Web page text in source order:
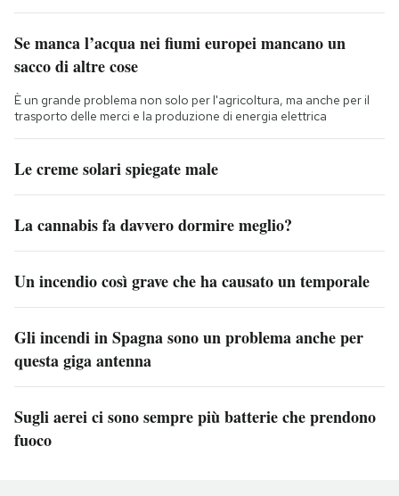
Se manca l’acqua nei fiumi europei mancano un
sacco di altre cose
È un grande problema non solo per l'agricoltura, ma anche per il
trasporto delle merci e la produzione di energia elettrica
Le creme solari spiegate male
La cannabis fa davvero dormire meglio?
Un incendio così grave che ha causato un temporale
Gli incendi in Spagna sono un problema anche per
questa giga antenna
Sugli aerei ci sono sempre più batterie che prendono
fuoco